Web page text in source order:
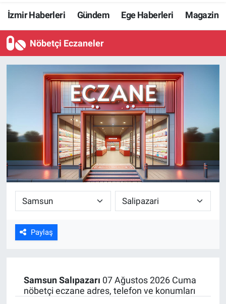
İzmir Haberleri Gündem Ege Haberleri Magazin
Nöbetçi Eczaneler
Paylaş
Samsun Salıpazarı 07 Ağustos 2026 Cuma
nöbetçi eczane adres, telefon ve konumları
Resmi İlanlar
Resmi Reklam
YAŞAM